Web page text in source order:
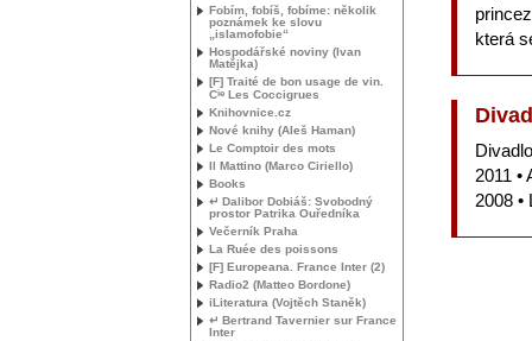
která
Divadlo
2011 •
2008
Fobím, fobíš, fobíme: několik
poznámek ke slovu
„islamofobie“
Hospodářské noviny (Ivan
Matějka)
[F] Traité de bon usage de vin.
Cie Les Coccigrues
Knihovnice.cz
Nové knihy (Aleš Haman)
Le Comptoir des mots
Il Mattino (Marco Ciriello)
Books
↵ Dalibor Dobiáš: Svobodný
prostor Patrika Ouředníka
Večerník Praha
La Ruée des poissons
[F] Europeana. France Inter (2)
Radio2 (Matteo Bordone)
iLiteratura (Vojtěch Staněk)
↵ Bertrand Tavernier sur France
Inter